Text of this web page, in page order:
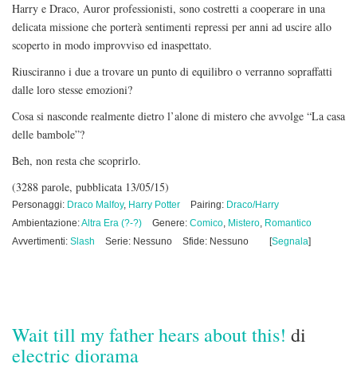
Harry e Draco, Auror professionisti, sono costretti a cooperare in una
delicata missione che porterà sentimenti repressi per anni ad uscire allo
scoperto in modo improvviso ed inaspettato.
Riusciranno i due a trovare un punto di equilibro o verranno sopraffatti
dalle loro stesse emozioni?
Cosa si nasconde realmente dietro l’alone di mistero che avvolge “La casa
delle bambole”?
Beh, non resta che scoprirlo.
(3288 parole, pubblicata 13/05/15)
Personaggi: Draco Malfoy, Harry Potter Pairing: Draco/Harry
Ambientazione:Altra Era (?-?) Genere: Comico, Mistero, Romantico
Avvertimenti: Slash Serie: Nessuno Sfide: Nessuno [Segnala]
Wait till my father hears about this! di
electric diorama